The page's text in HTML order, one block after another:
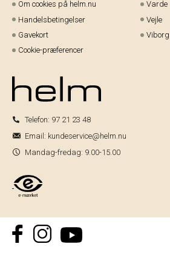
Om cookies på helm.nu
Handelsbetingelser
Gavekort
Cookie-præferencer
Varde
Vejle
Viborg
Telefon: 97 21 23 48
Email: kundeservice@helm.nu
Mandag-fredag: 9.00-15.00